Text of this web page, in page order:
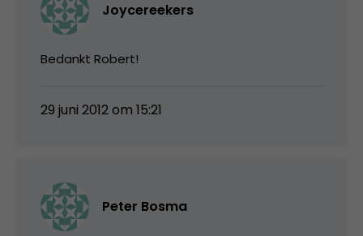
Joycereekers
Bedankt Robert!
29 juni 2012 om 15:21
Peter Bosma